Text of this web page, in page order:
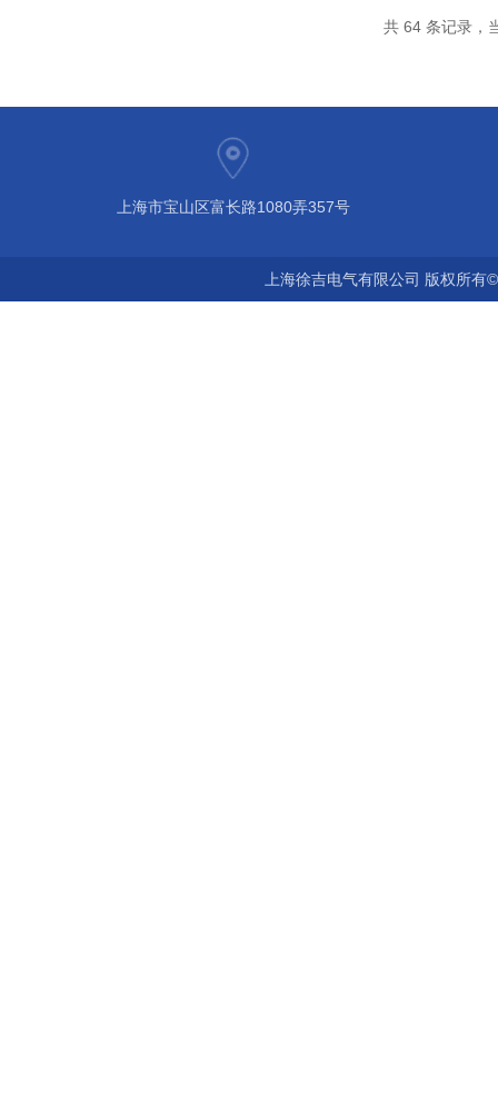
共 64 条记录
上海市宝山区富长路1080弄357号
上海徐吉电气有限公司 版权所